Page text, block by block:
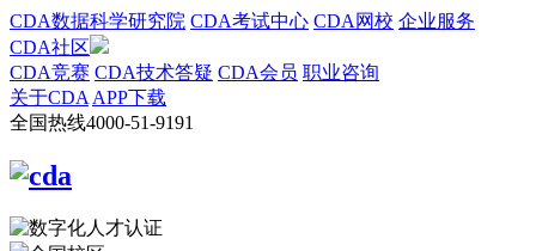
CDA数据科学研究院 CDA考试中心 CDA网校 企业服务
CDA社区
CDA竞赛 CDA技术答疑 CDA会员 职业咨询
关于CDA APP下载
全国热线4000-51-9191